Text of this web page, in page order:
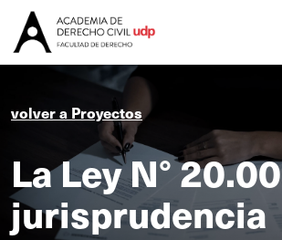
volver a Proyectos
La Ley N°
jurisprudencia